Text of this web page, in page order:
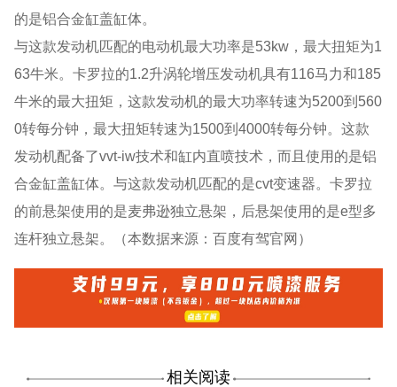
的是铝合金缸盖缸体。
与这款发动机匹配的电动机最大功率是53kw，最大扭矩为1
63牛米。卡罗拉的1.2升涡轮增压发动机具有116马力和185
牛米的最大扭矩，这款发动机的最大功率转速为5200到560
0转每分钟，最大扭矩转速为1500到4000转每分钟。这款
发动机配备了vvt-iw技术和缸内直喷技术，而且使用的是铝
合金缸盖缸体。与这款发动机匹配的是cvt变速器。卡罗拉
的前悬架使用的是麦弗逊独立悬架，后悬架使用的是e型多
连杆独立悬架。（本数据来源：百度有驾官网）
相关阅读